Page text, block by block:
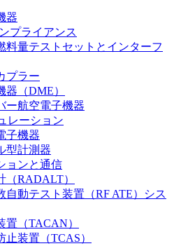
器
プライアンス
料量テストセットとインターフ
プラー
器（DME）
ー航空電子機器
レーション
子機器
型計測器
ョンと通信
（RADALT）
自動テスト装置（RF ATE）シス
置（TACAN）
止装置（TCAS）